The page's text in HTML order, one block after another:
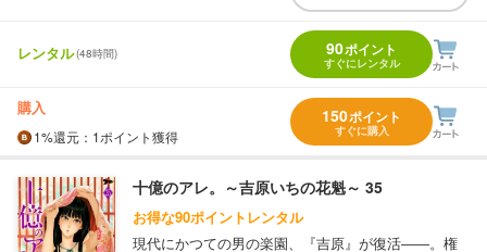
レンタル(48時間) 90ポイント
すぐにレンタル
購入
1%還元 ：1ポイント獲得
150ポイント
すぐに購入
十億のアレ。～吉原いちの花魁～ 35
お得な90ポイントレンタル
現代にかつての男の楽園、『吉原』が復活――。権